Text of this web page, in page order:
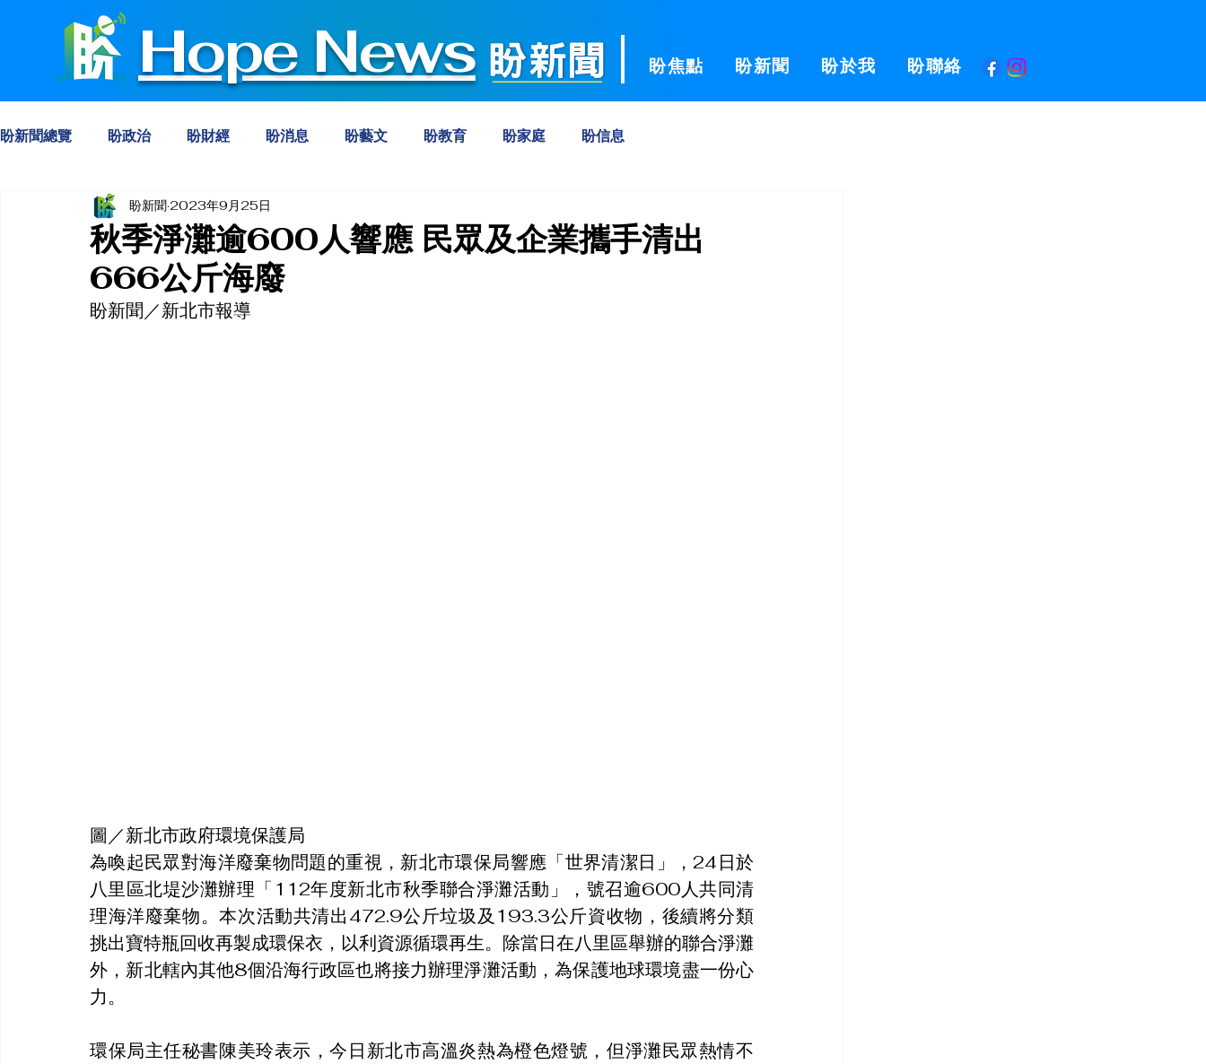
Hope News 盼焦點 盼新聞 盼於我 盼聯絡
盼新聞總覽 盼政治 盼財經 盼消息 盼藝文 盼教育 盼家庭 盼信息
秋季淨灘逾600人響應 民眾及企業攜手清出
666公斤海廢
盼新聞 2023年9月25日
盼新聞／新北市報導
圖／新北市政府環境保護局
為喚起民眾對海洋廢棄物問題的重視，新北市環保局響應「世界清潔日」，24日於
八里區北堤沙灘辦理「112年度新北市秋季聯合淨灘活動」，號召逾600人共同清
理海洋廢棄物。本次活動共清出472.9公斤垃圾及193.3公斤資收物，後續將分類
挑出寶特瓶回收再製成環保衣，以利資源循環再生。除當日在八里區舉辦的聯合淨灘
外，新北轄內其他8個沿海行政區也將接力辦理淨灘活動，為保護地球環境盡一份心
力。
環保局主任秘書陳美玲表示，今日新北市高溫炎熱為橙色燈號，但淨灘民眾熱情不